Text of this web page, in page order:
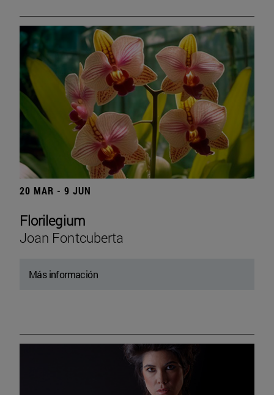
20 MAR - 9 JUN
Florilegium
Joan Fontcuberta
Más información